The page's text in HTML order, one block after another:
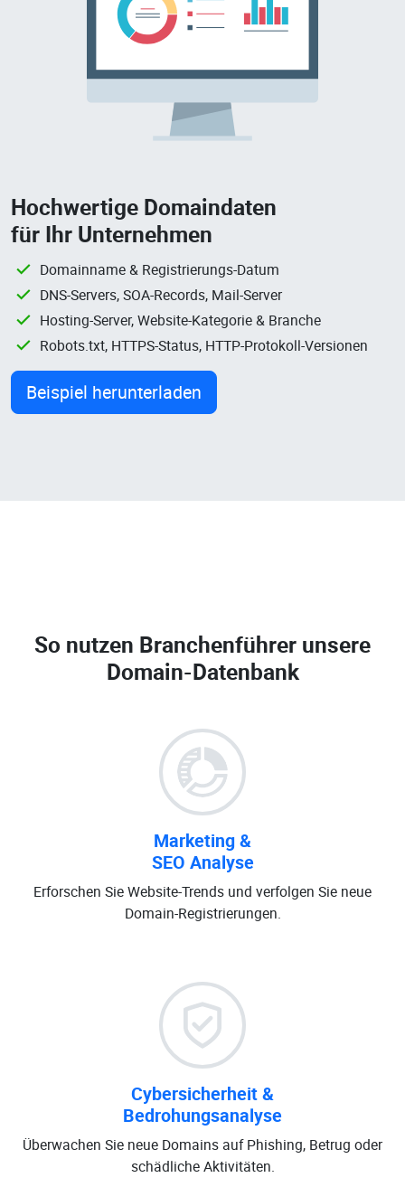
Hochwertige Domaindaten
für Ihr Unternehmen
Domainname & Registrierungs-Datum
DNS-Servers, SOA-Records, Mail-Server
Hosting-Server, Website-Kategorie & Branche
Robots.txt, HTTPS-Status, HTTP-Protokoll-Versionen
Beispiel herunterladen
So nutzen Branchenführer unsere
Domain-Datenbank
Marketing &
SEO Analyse
Erforschen Sie Website-Trends und verfolgen Sie neue
Domain-Registrierungen.
Cybersicherheit &
Bedrohungsanalyse
Überwachen Sie neue Domains auf Phishing, Betrug oder
schädliche Aktivitäten.